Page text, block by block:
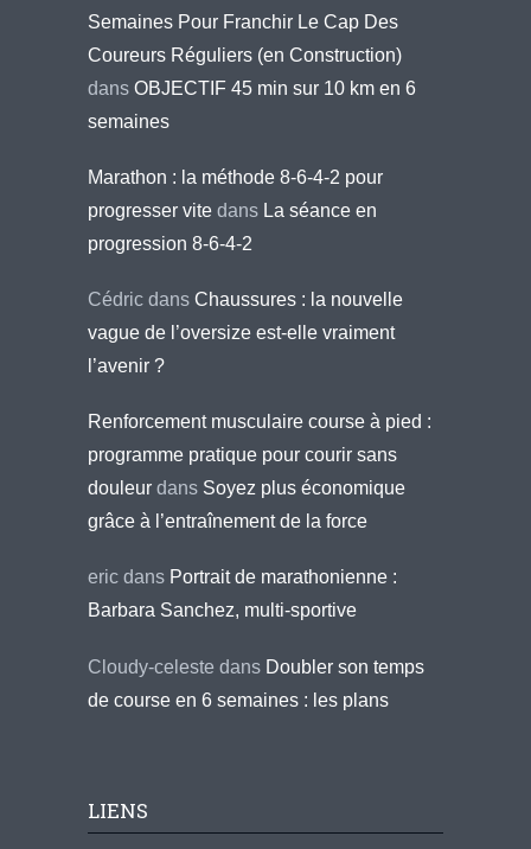
Semaines Pour Franchir Le Cap Des
Coureurs Réguliers (en Construction)
dans OBJECTIF 45 min sur 10 km en 6
semaines
Marathon : la méthode 8-6-4-2 pour
progresser vite dans La séance en
progression 8-6-4-2
Cédric dans Chaussures : la nouvelle
vague de l’oversize est-elle vraiment
l’avenir ?
Renforcement musculaire course à pied :
programme pratique pour courir sans
douleur dans Soyez plus économique
grâce à l’entraînement de la force
eric dans Portrait de marathonienne :
Barbara Sanchez, multi-sportive
Cloudy-celeste dans Doubler son temps
de course en 6 semaines : les plans
LIENS